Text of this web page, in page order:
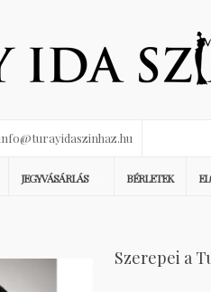
JEGYVÁSÁRLÁS BÉRLETEK
Szerepei a